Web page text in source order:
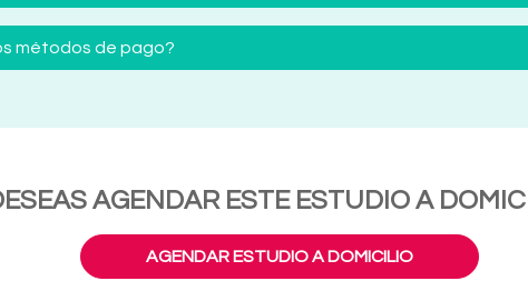
métodos de pago?
AGENDAR ESTE ESTUDIO A
AGENDAR ESTUDIO A DOMICILIO